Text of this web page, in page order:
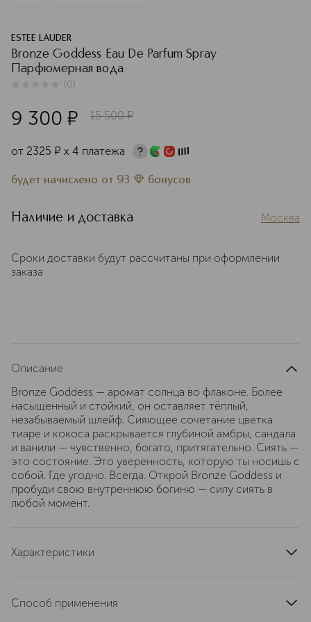
ESTEE LAUDER
Bronze Goddess Eau De Parfum Spray
Парфюмерная вода
(0)
9 300 ¤ 15 500 ¤
от 2325 ¤ х 4 платежа
будет начислено от 93 бонусов
Наличие и доставка Москва
Сроки доставки будут рассчитаны при оформлении
заказа
Описание
Bronze Goddess — аромат солнца во флаконе. Более
насыщенный и стойкий, он оставляет тёплый,
незабываемый шлейф. Сияющее сочетание цветка
тиаре и кокоса раскрывается глубиной амбры, сандала
и ванили — чувственно, богато, притягательно. Сиять —
это состояние. Это уверенность, которую ты носишь с
собой. Где угодно. Всегда. Открой Bronze Goddess и
пробуди свою внутреннюю богиню — силу сиять в
любой момент.
Характеристики
страна производства
Способ применения